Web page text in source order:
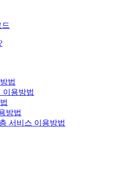
법
이용방법
방법
서비스 이용방법